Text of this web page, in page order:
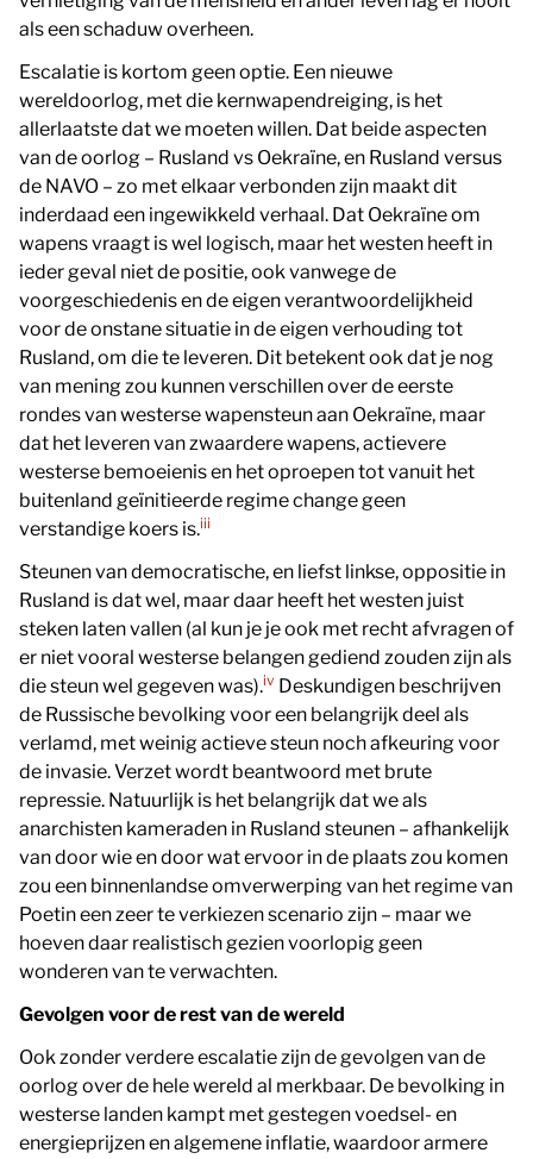
als een schaduw overheen.
Escalatie is kortom geen optie. Een nieuwe
wereldoorlog, met die kernwapendreiging, is het
allerlaatste dat we moeten willen. Dat beide aspecten
van de oorlog – Rusland vs Oekraïne, en Rusland versus
de NAVO – zo met elkaar verbonden zijn maakt dit
inderdaad een ingewikkeld verhaal. Dat Oekraïne om
wapens vraagt is wel logisch, maar het westen heeft in
ieder geval niet de positie, ook vanwege de
voorgeschiedenis en de eigen verantwoordelijkheid
voor de onstane situatie in de eigen verhouding tot
Rusland, om die te leveren. Dit betekent ook dat je nog
van mening zou kunnen verschillen over de eerste
rondes van westerse wapensteun aan Oekraïne, maar
dat het leveren van zwaardere wapens, actievere
westerse bemoeienis en het oproepen tot vanuit het
buitenland geïnitieerde regime change geen
verstandige koers is.iii
Steunen van democratische, en liefst linkse, oppositie in
Rusland is dat wel, maar daar heeft het westen juist
steken laten vallen (al kun je je ook met recht afvragen of
er niet vooral westerse belangen gediend zouden zijn als
die steun wel gegeven was).iv Deskundigen beschrijven
de Russische bevolking voor een belangrijk deel als
verlamd, met weinig actieve steun noch afkeuring voor
de invasie. Verzet wordt beantwoord met brute
repressie. Natuurlijk is het belangrijk dat we als
anarchisten kameraden in Rusland steunen – afhankelijk
van door wie en door wat ervoor in de plaats zou komen
zou een binnenlandse omverwerping van het regime van
Poetin een zeer te verkiezen scenario zijn – maar we
hoeven daar realistisch gezien voorlopig geen
wonderen van te verwachten.
Gevolgen voor de rest van de wereld
Ook zonder verdere escalatie zijn de gevolgen van de
oorlog over de hele wereld al merkbaar. De bevolking in
westerse landen kampt met gestegen voedsel- en
energieprijzen en algemene inflatie, waardoor armere